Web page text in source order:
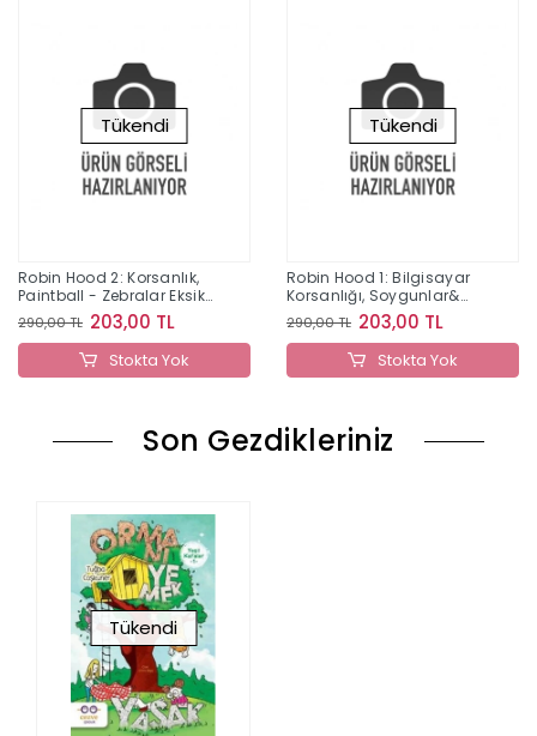
Tükendi
Robin Hood 2: Korsanlık,
Paintball - Zebralar Eksik
Parça Yayınları
290,00 TL 203,00 TL
Stokta Yok
Tükendi
Robin Hood 1: Bilgisayar
Korsanlığı, Soygunlar&
Alevli Oklar
290,00 TL 203,00 TL
Stokta Yok
Son Gezdikleriniz
Tükendi